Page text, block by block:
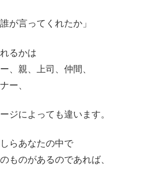
が言ってくれたか」
るかは
、親、上司、仲間、
ー、
ジによっても違います。
らあなたの中で
ものがあるのであれば、